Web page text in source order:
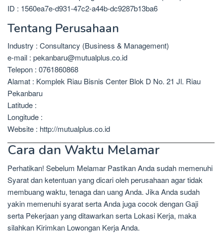
ID : 1560ea7e-d931-47c2-a44b-dc9287b13ba6
Tentang Perusahaan
Industry : Consultancy (Business & Management)
e-mail : pekanbaru@mutualplus.co.id
Telepon : 0761860868
Alamat : Komplek Riau Bisnis Center Blok D No. 21 Jl. Riau
Pekanbaru
Latitude :
Longitude :
Website : http://mutualplus.co.id
Cara dan Waktu Melamar
Perhatikan! Sebelum Melamar Pastikan Anda sudah memenuhi
Syarat dan ketentuan yang dicari oleh perusahaan agar tidak
membuang waktu, tenaga dan uang Anda. Jika Anda sudah
yakin memenuhi syarat serta Anda juga cocok dengan Gaji
serta Pekerjaan yang ditawarkan serta Lokasi Kerja, maka
silahkan Kirimkan Lowongan Kerja Anda.